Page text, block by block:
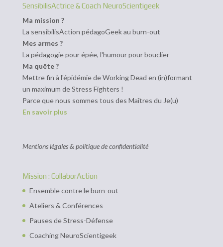
SensibilisActrice & Coach NeuroScientigeek
Ma mission ?
La sensibilisAction pédagoGeek au burn-out
Mes armes ?
La pédagogie pour épée, l'humour pour bouclier
Ma quête ?
Mettre fin à l'épidémie de Working Dead en (in)formant
un maximum de Stress Fighters !
Parce que nous sommes tous des Maîtres du Je(u)
En savoir plus
Mentions légales & politique de confidentialité
Mission : CollaborAction
Ensemble contre le burn-out
Ateliers & Conférences
Pauses de Stress-Défense
Coaching NeuroScientigeek